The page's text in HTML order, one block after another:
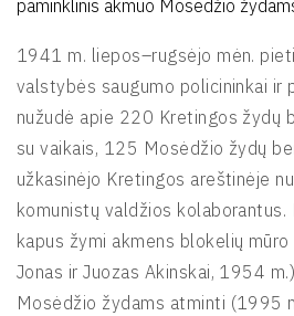
paminklinis akmuo Mosėdžio
1941 m. liepos–rugsėjo mėn.
valstybės saugumo policininkai ir
nužudė apie 220 Kretingos žydų
su vaikais, 125 Mosėdžio žydų
užkasinėjo Kretingos areštinėje
komunistų valdžios kolaborantus.
kapus žymi akmens blokelių
Jonas ir Juozas Akinskai, 1954
Mosėdžio žydams atminti (1995